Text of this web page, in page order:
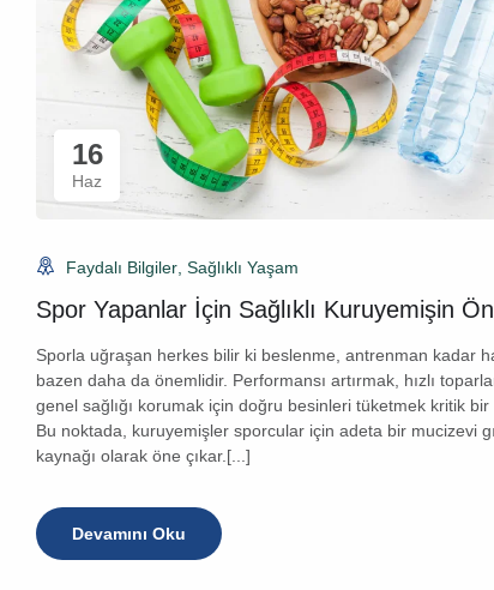
16
Haz
Faydalı Bilgiler Sağlıklı Yaşam
Spor Yapanlar İçin Sağlıklı Kuruyemişin
Sporla uğraşan herkes bilir ki beslenme, antrenman kadar
bazen daha da önemlidir. Performansı artırmak, hızlı
genel sağlığı korumak için doğru besinleri tüketmek kritik bir
Bu noktada, kuruyemişler sporcular için adeta bir mucizevi
kaynağı olarak öne çıkar.[...]
Devamını Oku